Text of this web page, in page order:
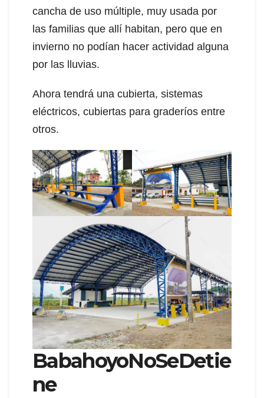
cancha de uso múltiple, muy usada por
las familias que allí habitan, pero que en
invierno no podían hacer actividad alguna
por las lluvias.
Ahora tendrá una cubierta, sistemas
eléctricos, cubiertas para graderíos entre
otros.
BabahoyoNoSeDetie
ne